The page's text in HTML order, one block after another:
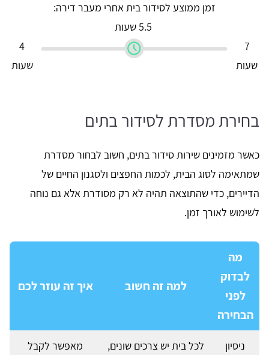
זמן ממוצע לסידור בית אחרי מעבר דירה:
5.5 שעות
7
שעות
4
שעות
בחירת מסדרת לסידור בתים
כאשר מזמינים שירות סידור בתים, חשוב לבחור מסדרת
שמתאימה לסוג הבית, לכמות החפצים ולסגנון החיים של
הדיירים, כדי שהתוצאה תהיה לא רק מסודרת אלא גם נוחה
לשימוש לאורך זמן.
מה
לבדוק
לפני
הבחירה
למה זה חשוב איך זה עוזר לכם
ניסיון
לכל בית יש צרכים שונים,
מאפשר לקבל